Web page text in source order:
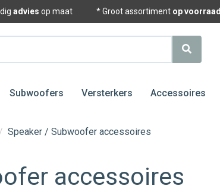
advies op maat * Groot assortiment op voorraad
Subwoofers Versterkers Accessoires
/ Speaker / Subwoofer accessoires
accessoires